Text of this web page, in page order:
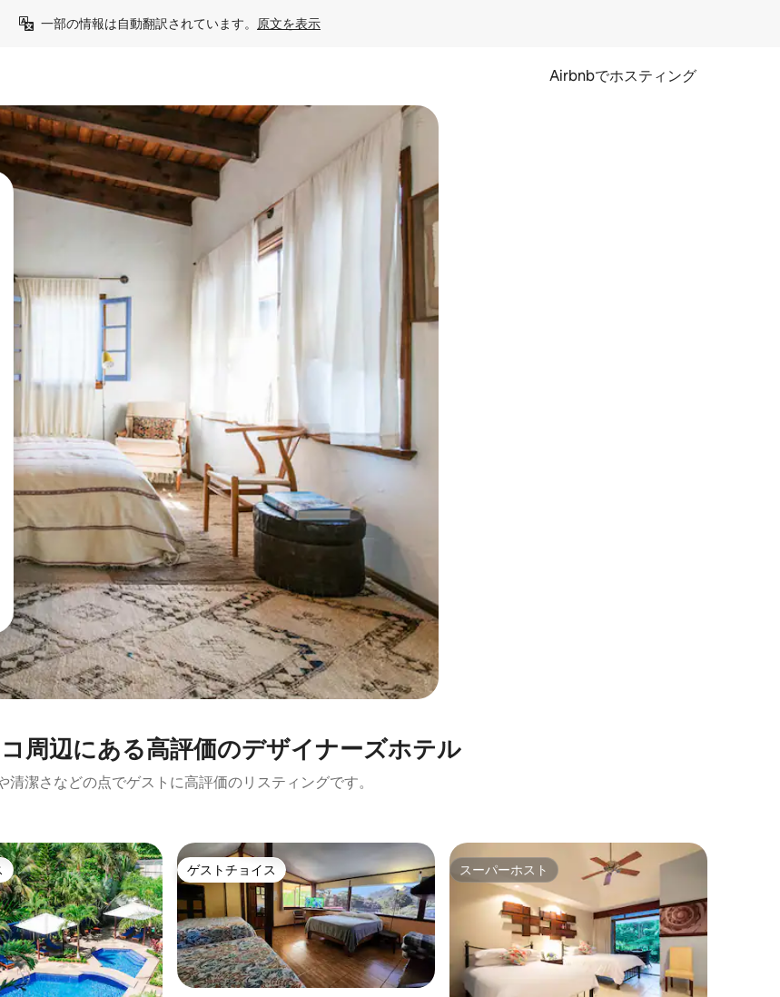
一部の情報は自動翻訳されています。 原文を表示
Airbnbでホスティング
か、画面をタッチまたはスワイプして検索結果を確認することができます。
周辺にあ⁠る高⁠評⁠価のデ⁠ザ⁠イ⁠ナ⁠ー⁠ズホ⁠テ⁠ル
清潔さなどの点でゲストに高評価のリスティングです。
ゲストチョイス
ゲストチョイス スーパーホスト
スーパーホスト